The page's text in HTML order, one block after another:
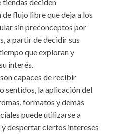
tiendas deciden
flujo libre que deja a los
sin preconceptos por
a partir de decidir sus
que exploran y
interés.
capaces de recibir
sentidos, la aplicación del
formatos y demás
puede utilizarse a
despertar ciertos intereses